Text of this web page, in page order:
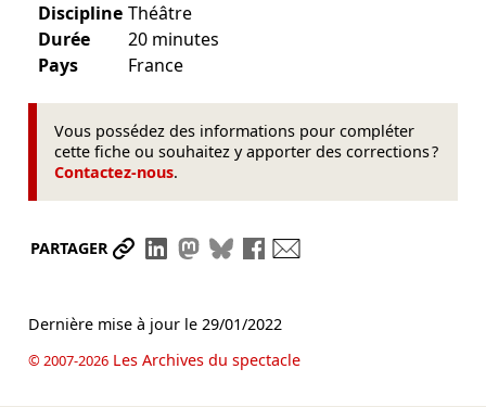
Discipline Théâtre
Durée
20 minutes
Pays
France
Vous possédez des informations pour compléter
cette fiche ou souhaitez y apporter des corrections ?
Contactez-nous.
PARTAGER Partager le lien
Partager sur LinkedIn
Partager sur Mastodon
Partager sur Bluesky
Partager sur Facebook
Dernière mise à jour le 29/01/2022
© 2007-2026Les Archives du spectacle